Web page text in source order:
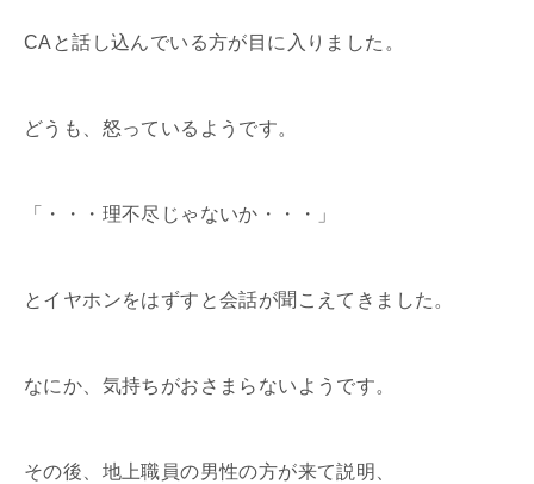
CAと話し込んでいる方が目に入りました。
どうも、怒っているようです。
「・・・理不尽じゃないか・・・」
とイヤホンをはずすと会話が聞こえてきました。
なにか、気持ちがおさまらないようです。
その後、地上職員の男性の方が来て説明、